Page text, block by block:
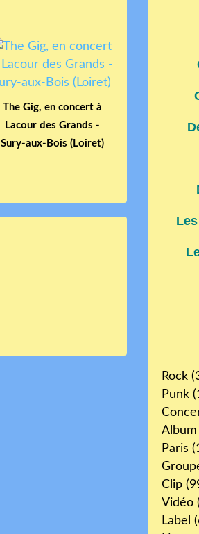
The Gig, en concert à
Lacour des Grands -
Sury-aux-Bois (Loiret)
Rock
Punk
Album
Paris
Clip
Vidéo
Label